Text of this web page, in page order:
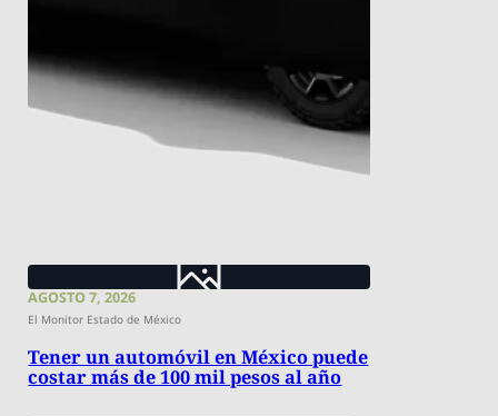
AGOSTO 7, 2026
El Monitor Estado de México
Tener un automóvil en México puede
costar más de 100 mil pesos al año